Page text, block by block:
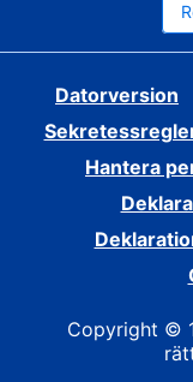
Datorversion
Hantera
Copyright ©